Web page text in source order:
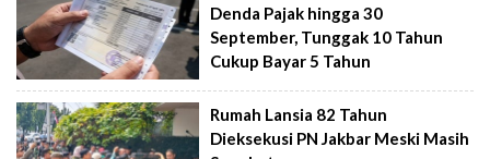
Denda Pajak hingga 30
September, Tunggak 10 Tahun
Cukup Bayar 5 Tahun
Rumah Lansia 82 Tahun
Dieksekusi PN Jakbar Meski Masih